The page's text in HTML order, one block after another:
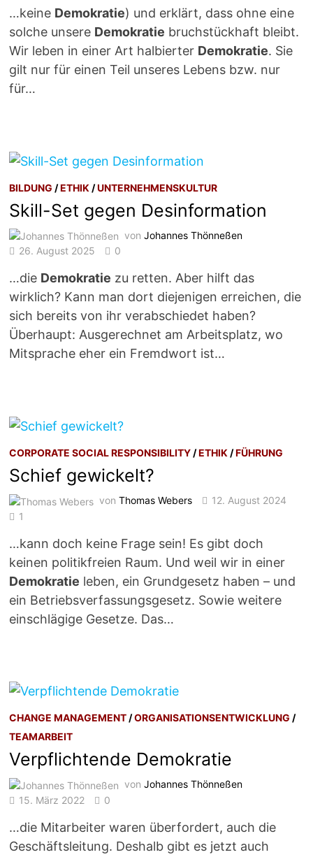
…keine Demokratie) und erklärt, dass ohne eine
solche unsere Demokratie bruchstückhaft bleibt.
Wir leben in einer Art halbierter Demokratie. Sie
gilt nur für einen Teil unseres Lebens bzw. nur
für…
BILDUNG /ETHIK /UNTERNEHMENSKULTUR
Skill-Set gegen Desinformation
vonJohannes Thönneßen
26. August 2025
0
…die Demokratie zu retten. Aber hilft das
wirklich? Kann man dort diejenigen erreichen, die
sich bereits von ihr verabschiedet haben?
Überhaupt: Ausgerechnet am Arbeitsplatz, wo
Mitsprache eher ein Fremdwort ist…
CORPORATE SOCIAL RESPONSIBILITY /ETHIK /FÜHRUNG
Schief gewickelt?
vonThomas Webers
12. August 2024
1
…kann doch keine Frage sein! Es gibt doch
keinen politikfreien Raum. Und weil wir in einer
Demokratie leben, ein Grundgesetz haben – und
ein Betriebsverfassungsgesetz. Sowie weitere
einschlägige Gesetze. Das…
CHANGE MANAGEMENT /ORGANISATIONSENTWICKLUNG /
TEAMARBEIT
Verpflichtende Demokratie
vonJohannes Thönneßen
15. März 2022
0
…die Mitarbeiter waren überfordert, auch die
Geschäftsleitung. Deshalb gibt es jetzt auch